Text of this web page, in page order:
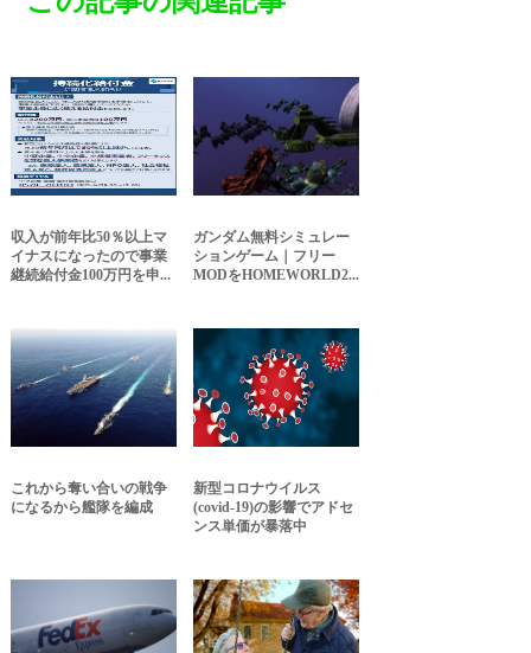
収入が前年比50％以上マ
イナスになったので事業
継続給付金100万円を申...
ガンダム無料シミュレー
ションゲーム｜フリー
MODをHOMEWORLD2...
これから奪い合いの戦争
になるから艦隊を編成
新型コロナウイルス
(covid-19)の影響でアドセ
ンス単価が暴落中